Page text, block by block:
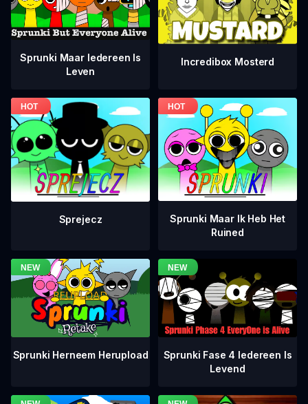
Sprunki Maar Iedereen Is
Leven
Incredibox Mosterd
Sprejecz
Sprunki Maar Ik Heb Het
Ruined
Sprunki Herneem Herupload
Sprunki Fase 4 Iedereen Is
Levend